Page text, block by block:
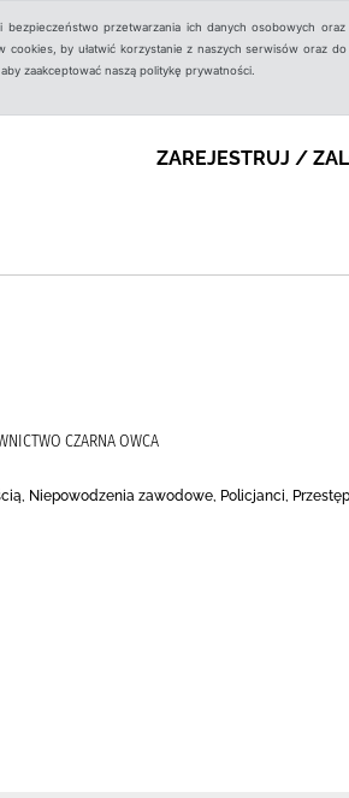
przetwarzania ich danych osobowych
by ułatwić korzystanie z naszych serwisów oraz
zaakceptować naszą politykę prywatności.
ZAREJESTRUJ /
CZARNA OWCA
Niepowodzenia zawodowe, Policjanci,